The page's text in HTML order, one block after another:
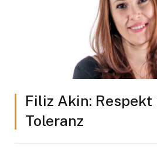
Filiz Akin: Respekt
Toleranz